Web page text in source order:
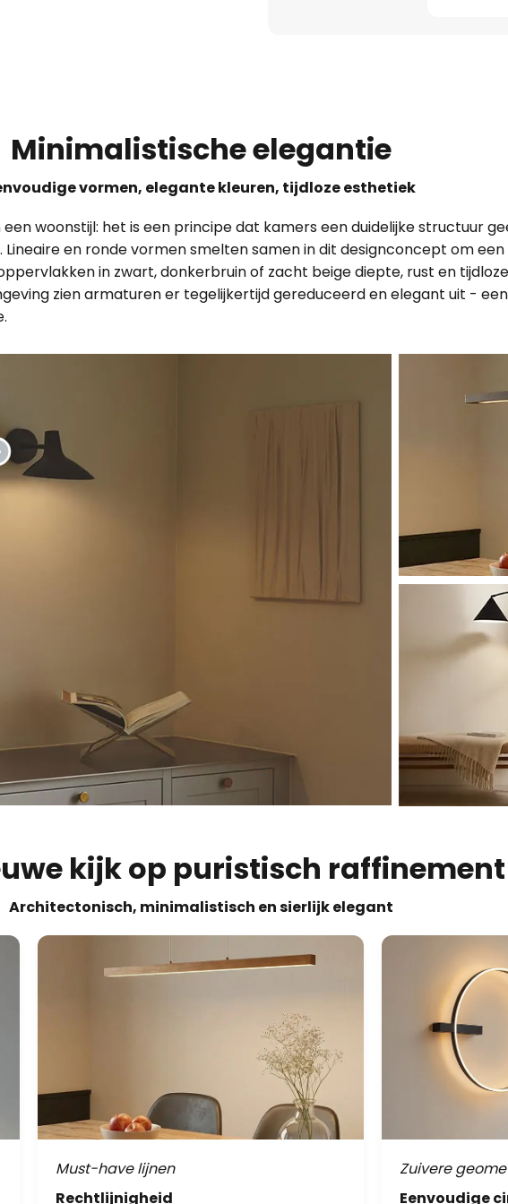
Minimalistische elegantie
vormen, elegante kleuren, tijdloze esthetiek
woonstijl: het is een principe dat kamers een duidelijke structuur
en ronde vormen smelten samen in dit designconcept om
in zwart, donkerbruin of zacht beige diepte, rust en
zien armaturen er tegelijkertijd gereduceerd en elegant uit -
kijk op puristisch raffinement
Architectonisch, minimalistisch en sierlijk elegant
Must-have lijnen
Rechtlijnigheid
Zuivere
Eenvoudige